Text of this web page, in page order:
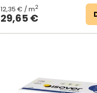
29,65 €
12,35 € / m2